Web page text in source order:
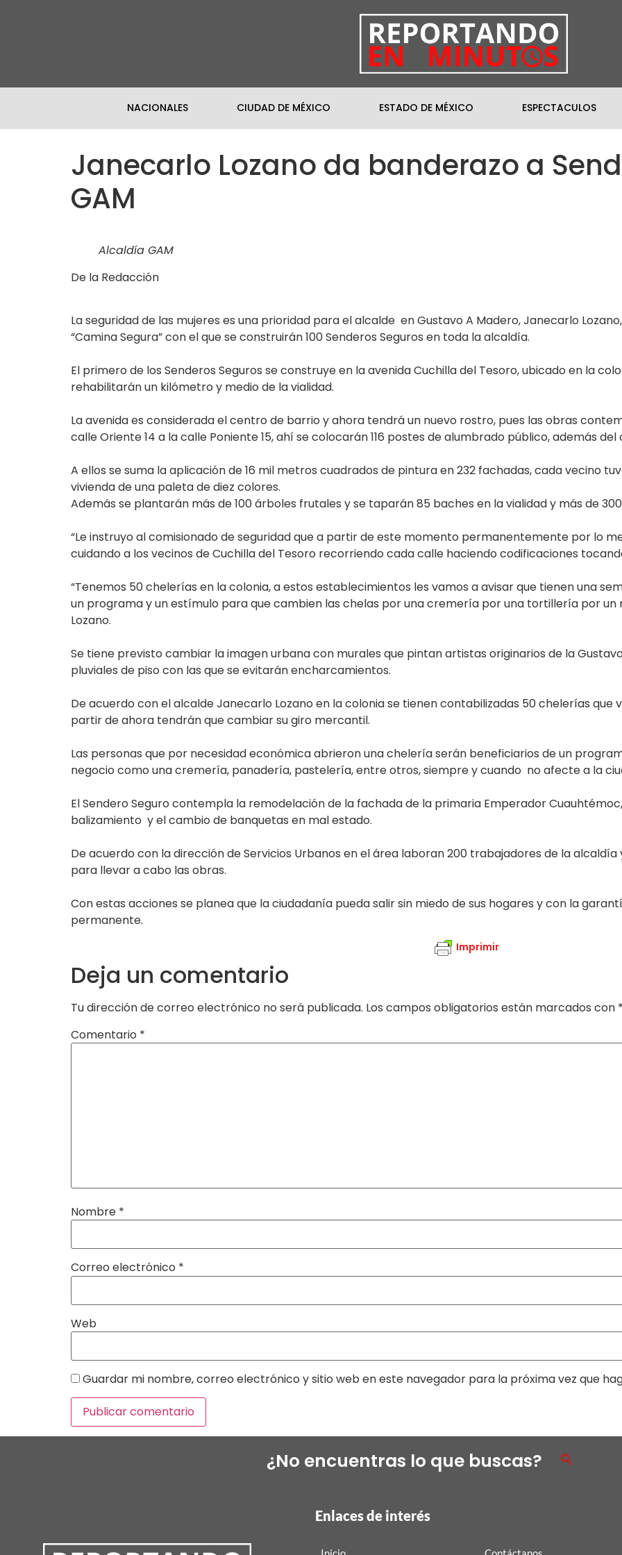
NACIONALES CIUDAD DE MÉXICO ESTADO DE MÉXICO ESPECTACULOS
Janecarlo Lozano da banderazo a
GAM
Alcaldía GAM
De la Redacción
La seguridad de las mujeres es una prioridad para el alcalde en Gustavo A Madero, Janecarlo
“Camina Segura” con el que se construirán 100 Senderos Seguros en toda la alcaldía.
El primero de los Senderos Seguros se construye en la avenida Cuchilla del Tesoro, ubicado en la
rehabilitarán un kilómetro y medio de la vialidad.
La avenida es considerada el centro de barrio y ahora tendrá un nuevo rostro, pues las obras
calle Oriente 14 a la calle Poniente 15, ahí se colocarán 116 postes de alumbrado público, además
A ellos se suma la aplicación de 16 mil metros cuadrados de pintura en 232 fachadas, cada vecino
vivienda de una paleta de diez colores.
Además se plantarán más de 100 árboles frutales y se taparán 85 baches en la vialidad y más de
“Le instruyo al comisionado de seguridad que a partir de este momento permanentemente por lo
cuidando a los vecinos de Cuchilla del Tesoro recorriendo cada calle haciendo codificaciones
“Tenemos 50 chelerías en la colonia, a estos establecimientos les vamos a avisar que tienen una
un programa y un estímulo para que cambien las chelas por una cremería por una tortillería por un
Lozano.
Se tiene previsto cambiar la imagen urbana con murales que pintan artistas originarios de la
pluviales de piso con las que se evitarán encharcamientos.
De acuerdo con el alcalde Janecarlo Lozano en la colonia se tienen contabilizadas 50 chelerías que
partir de ahora tendrán que cambiar su giro mercantil.
Las personas que por necesidad económica abrieron una chelería serán beneficiarios de un
negocio como una cremería, panadería, pastelería, entre otros, siempre y cuando no afecte a la
El Sendero Seguro contempla la remodelación de la fachada de la primaria Emperador
balizamiento y el cambio de banquetas en mal estado.
De acuerdo con la dirección de Servicios Urbanos en el área laboran 200 trabajadores de la
para llevar a cabo las obras.
Con estas acciones se planea que la ciudadanía pueda salir sin miedo de sus hogares y con la
permanente.
Imprimir
Deja un comentario
Tu dirección de correo electrónico no será publicada. Los campos obligatorios están marcados con
Comentario *
Nombre *
Correo electrónico *
Web
Guardar mi nombre, correo electrónico y sitio web en este navegador para la próxima vez que
¿No encuentras lo que buscas?
Enlaces de interés